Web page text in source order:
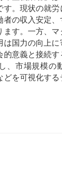
す。現状の就
者の収入安定
す。一方、マ
は国力の向上に
的意義と接続
、市場規模の
どを可視化す